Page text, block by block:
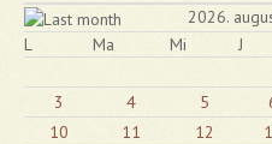
2026.
L
Ma Mi J
3
4 5
10
11 12